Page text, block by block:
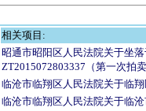
相关项目:
昭通市昭阳区人民法院关于坐
ZT2015072803337（第一次拍
临沧市临翔区人民法院关于临
临沧市临翔区人民法院关于临